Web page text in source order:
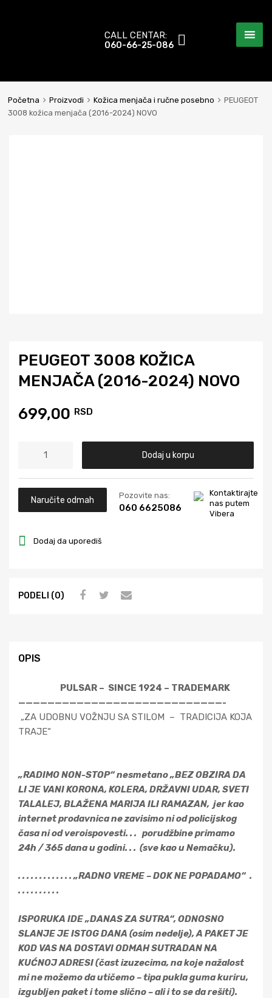
CALL CENTAR:
060-66-25-086
Početna Proizvodi Kožica menjača i ručne posebno
PEUGEOT
3008 kožica menjača (2016-2024) NOVO
PEUGEOT 3008 KOŽICA
MENJAČA (2016-2024) NOVO
699,00 RSD
Dodaj u korpu
Naručite odmah Pozovite nas:
060 6625086
Kontaktirajte
nas putem
Vibera
Dodaj da uporediš
PODELI (0)
OPIS
PULSAR – SINCE 1924 – TRADEMARK
————————————————————————————-
„ZA UDOBNU VOŽNJU SA STILOM – TRADICIJA KOJA
TRAJE“
„RADIMO NON-STOP“ nesmetano „BEZ OBZIRA DA
LI JE VANI KORONA, KOLERA, DRŽAVNI UDAR, SVETI
TALALEJ, BLAŽENA MARIJA ILI RAMAZAN, jer kao
internet prodavnica ne zavisimo ni od policijskog
časa ni od veroispovesti. . . porudžbine primamo
24h / 365 dana u godini. . . (sve kao u Nemačku).
. . . . . . . . . . . . . „RADNO VREME – DOK NE POPADAMO“ .
. . . . . . . . . .
ISPORUKA IDE „DANAS ZA SUTRA“, ODNOSNO
SLANJE JE ISTOG DANA (osim nedelje), A PAKET JE
KOD VAS NA DOSTAVI ODMAH SUTRADAN NA
KUĆNOJ ADRESI (čast izuzecima, na koje nažalost
mi ne možemo da utičemo – tipa pukla guma kuriru,
izgubljen paket i tome slično – ali i to se da rešiti).